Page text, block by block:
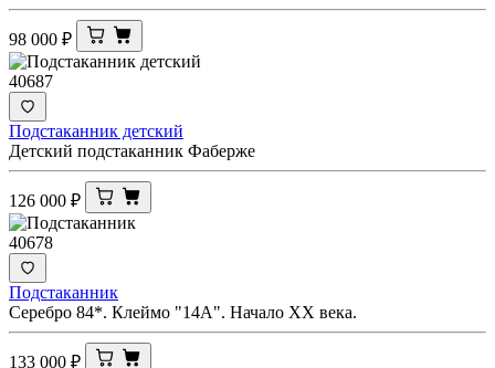
98 000 ₽
40687
Подстаканник детский
Детский подстаканник Фаберже
126 000 ₽
40678
Подстаканник
Серебро 84*. Клеймо "14А". Начало XX века.
133 000 ₽